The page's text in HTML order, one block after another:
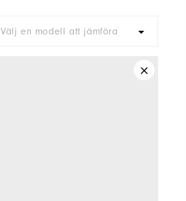
Välj en modell att jämföra